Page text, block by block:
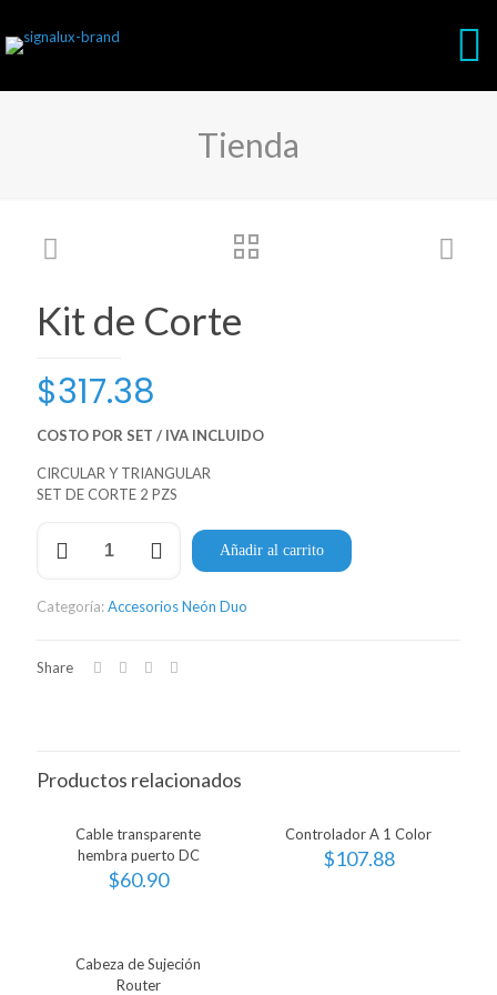
Tienda
Kit de Corte
$317.38
COSTO POR SET / IVA INCLUIDO
CIRCULAR Y TRIANGULAR
SET DE CORTE 2 PZS
Añadir al carrito
Categoría:Accesorios Neón Duo
Share
Productos relacionados
Cable transparente
hembra puerto DC
$60.90
Controlador A 1 Color
$107.88
Cabeza de Sujeción
Router